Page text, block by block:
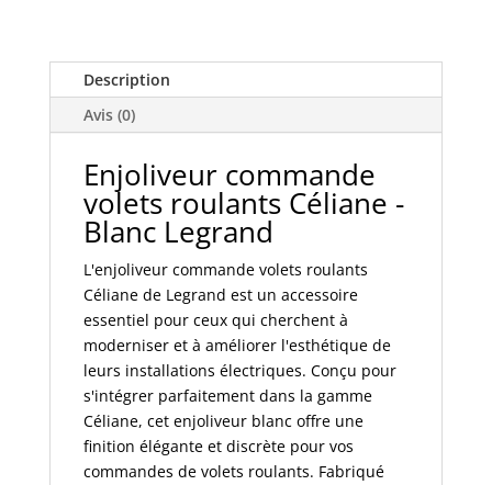
roulants
céliane
CB0043
Description
Avis (0)
Enjoliveur commande
volets roulants Céliane -
Blanc Legrand
L'enjoliveur commande volets roulants
Céliane de Legrand est un accessoire
essentiel pour ceux qui cherchent à
moderniser et à améliorer l'esthétique de
leurs installations électriques. Conçu pour
s'intégrer parfaitement dans la gamme
Céliane, cet enjoliveur blanc offre une
finition élégante et discrète pour vos
commandes de volets roulants. Fabriqué